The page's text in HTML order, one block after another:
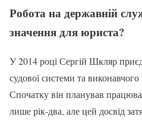
Робота на державній
значення для юриста?
У 2014 році Сергій Шкляр
судової системи та
Спочатку він планував
лише рік-два, але цей досвід